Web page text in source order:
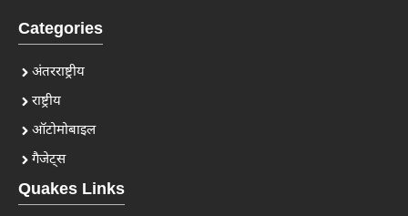
Categories
अंतरराष्ट्रीय
राष्ट्रीय
ऑटोमोबाइल
गैजेट्स
Quakes Links